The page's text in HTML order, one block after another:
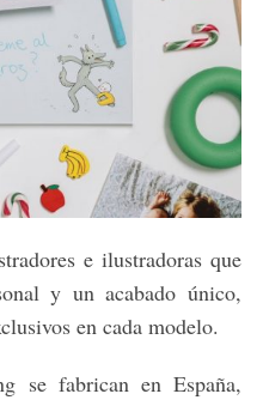
e ilustradoras que
y un acabado único,
en cada modelo.
se fabrican en España,